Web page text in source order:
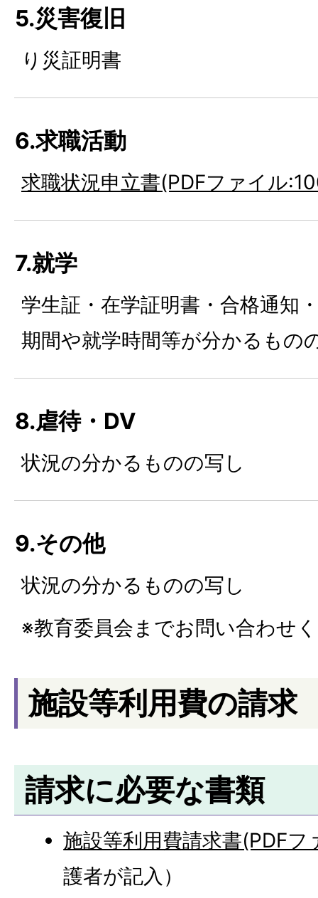
5.災害復旧
り災証明書
6.求職活動
求職状況申立書(PDFファイル
7.就学
学生証・在学証明書・合格通知
期間や就学時間等が分かるもの
8.虐待・DV
状況の分かるものの写し
9.その他
状況の分かるものの写し
※教育委員会までお問い合わせ
施設等利用費の請求
請求に必要な書類
施設等利用費請求書(PDF
護者が記入）